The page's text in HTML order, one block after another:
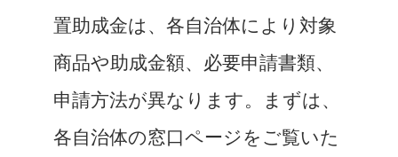
置助成金は、各自治体により対象
商品や助成金額、必要申請書類、
申請方法が異なります。まずは、
各自治体の窓口ページをご覧いた